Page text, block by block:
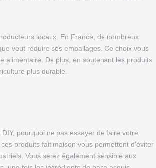
locaux. En France, de nombreux
veut réduire ses emballages. Ce choix vous
alimentaire. De plus, en soutenant les produits
plus durable.
pourquoi ne pas essayer de faire votre
produits fait maison vous permettent d’éviter
Vous serez également sensible aux